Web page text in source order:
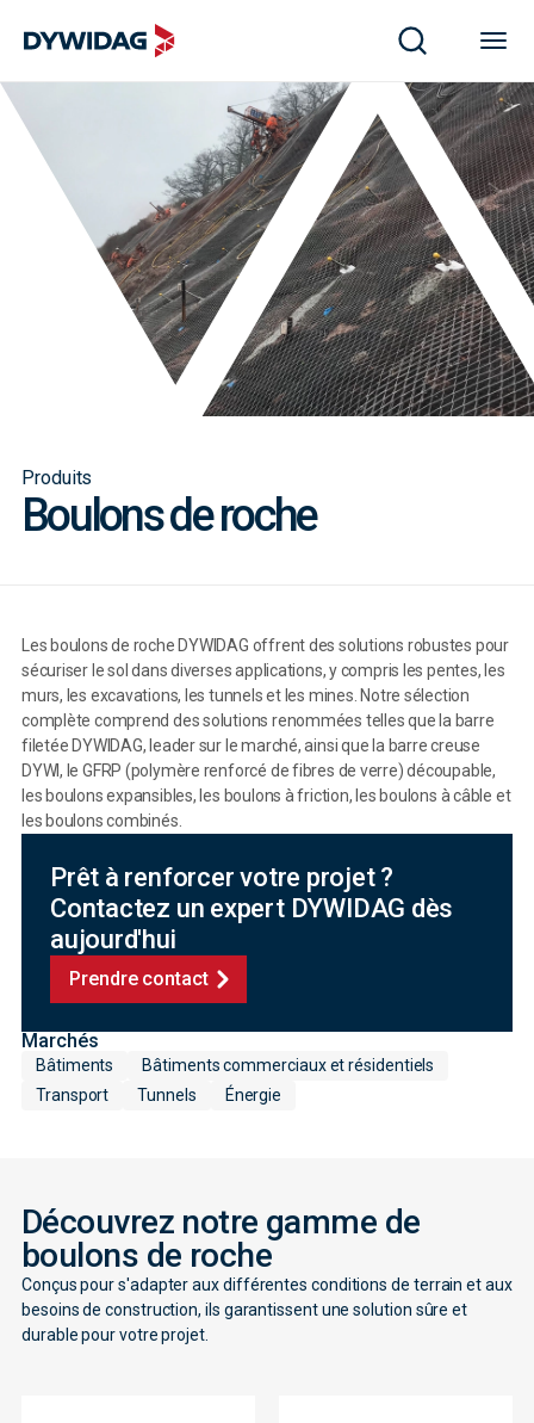
Produits
Boulons de roche
Les boulons de roche DYWIDAG offrent des solutions robustes pour
sécuriser le sol dans diverses applications, y compris les pentes, les
murs, les excavations, les tunnels et les mines. Notre sélection
complète comprend des solutions renommées telles que la barre
filetée DYWIDAG, leader sur le marché, ainsi que la barre creuse
DYWI, le GFRP (polymère renforcé de fibres de verre) découpable,
les boulons expansibles, les boulons à friction, les boulons à câble et
les boulons combinés.
Prêt à renforcer votre projet ?
Contactez un expert DYWIDAG dès
aujourd'hui
Prendre contact
Marchés
Bâtiments
Bâtiments commerciaux et résidentiels
Transport
Tunnels Énergie
Découvrez notre gamme de
boulons de roche
Conçus pour s'adapter aux différentes conditions de terrain et aux
besoins de construction, ils garantissent une solution sûre et
durable pour votre projet.